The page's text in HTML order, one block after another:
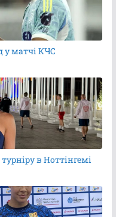
у матчі КЧС
в Ноттінгемі